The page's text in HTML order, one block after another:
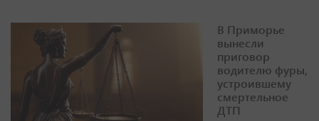
В Приморье
вынесли
приговор
водителю фуры,
устроившему
смертельное
ДТП